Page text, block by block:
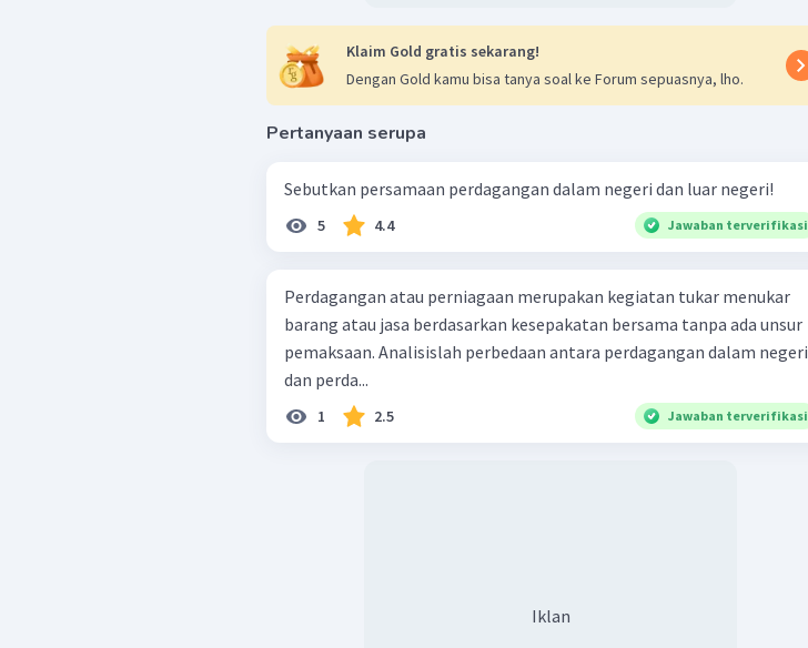
Klaim Gold gratis sekarang!
Dengan Gold kamu bisa tanya soal ke Forum sepuasnya, lho.
Pertanyaan serupa
Sebutkan persamaan perdagangan dalam negeri dan luar negeri!
5 4.4 Jawaban terverifikasi
Perdagangan atau perniagaan merupakan kegiatan tukar menukar
barang atau jasa berdasarkan kesepakatan bersama tanpa ada unsur
pemaksaan. Analisislah perbedaan antara perdagangan dalam negeri
dan perda...
1 2.5 Jawaban terverifikasi
Iklan